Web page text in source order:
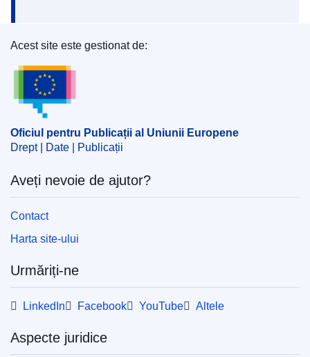
Oficiul pentru Publicații al Uniunii Europene
Acest site este gestionat de:
Oficiul pentru Publicații al Uniunii Europene
Drept | Date | Publicații
Aveți nevoie de ajutor?
Contact
Harta site-ului
Urmăriți-ne
LinkedIn Facebook YouTube Altele
Aspecte juridice